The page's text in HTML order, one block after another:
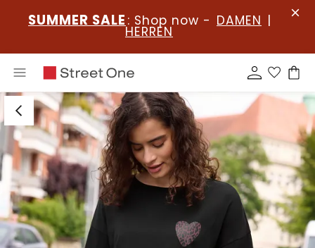
SUMMER SALE : Shop now - DAMEN |
HERREN